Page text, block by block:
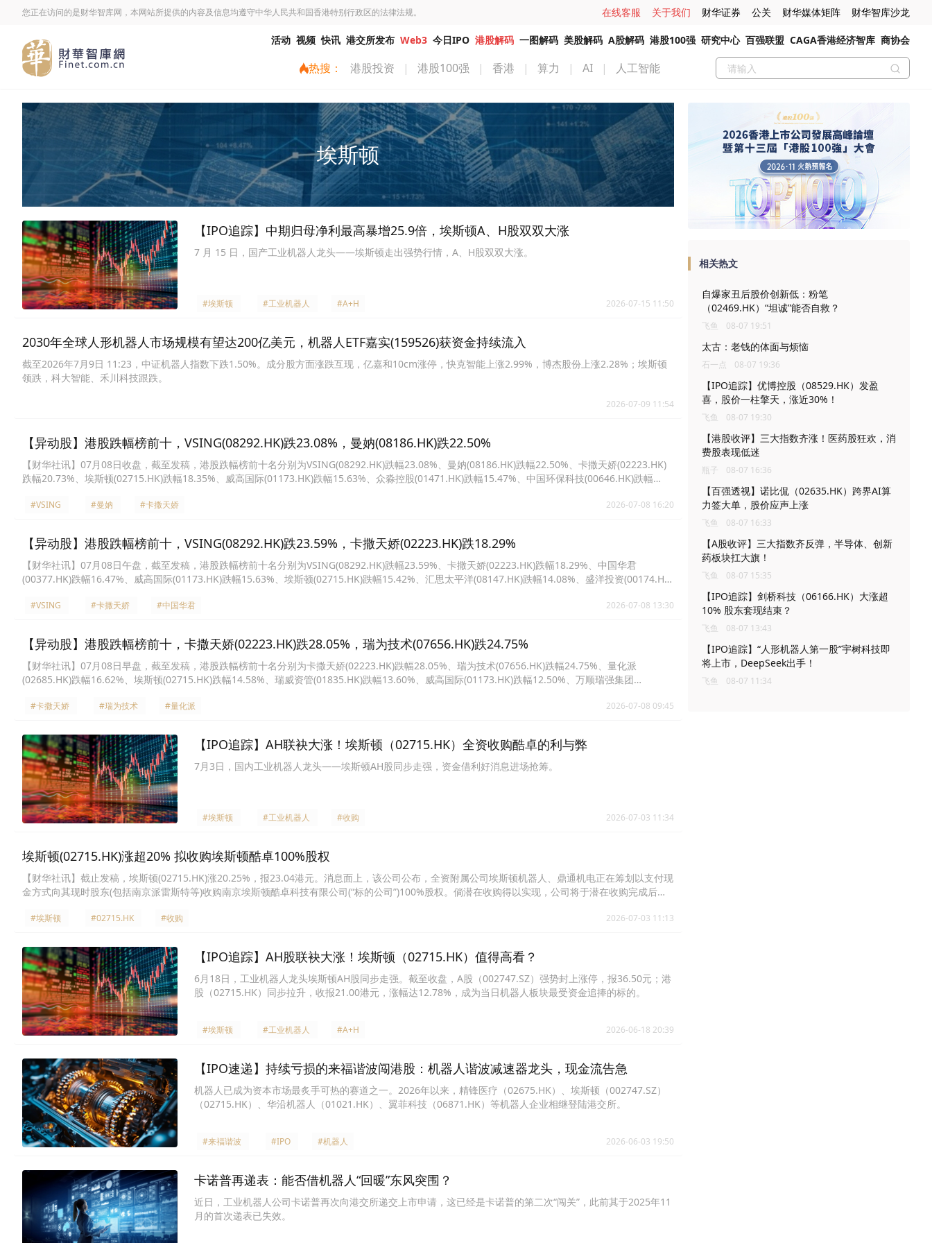
您正在访问的是财华智库网，本网站所提供的内容及信息均遵守中华人民共和国香港特别行政区的法律法规。 在线客服 关于我们 财华证券 公关 财华媒体矩阵 财华智库沙龙
活动 视频 快讯 港交所发布 Web3 今日IPO 港股解码 一图解码 美股解码 A股解码 港股100强 研究中心 百强联盟 CAGA香港经济智库 商协会
热搜： 港股投资 | 港股100强 | 香港 | 算力 | AI | 人工智能
埃斯顿
【IPO追踪】中期归母净利最高暴增25.9倍，埃斯顿A、H股双双大涨
7 月 15 日，国产工业机器人龙头——埃斯顿走出强势行情，A、H股双双大涨。
#埃斯顿 #工业机器人 #A+H 2026-07-15 11:50
2030年全球人形机器人市场规模有望达200亿美元，机器人ETF嘉实(159526)获资金持续流入
截至2026年7月9日 11:23，中证机器人指数下跌1.50%。成分股方面涨跌互现，亿嘉和10cm涨停，快克智能上涨2.99%，博杰股份上涨2.28%；埃斯顿
领跌，科大智能、禾川科技跟跌。
2026-07-09 11:54
【异动股】港股跌幅榜前十，VSING(08292.HK)跌23.08%，曼妠(08186.HK)跌22.50%
【财华社讯】07月08日收盘，截至发稿，港股跌幅榜前十名分别为VSING(08292.HK)跌幅23.08%、曼妠(08186.HK)跌幅22.50%、卡撒天娇(02223.HK)
跌幅20.73%、埃斯顿(02715.HK)跌幅18.35%、威高国际(01173.HK)跌幅15.63%、众淼控股(01471.HK)跌幅15.47%、中国环保科技(00646.HK)跌幅
#VSING #曼妠 #卡撒天娇 2026-07-08 16:20
【异动股】港股跌幅榜前十，VSING(08292.HK)跌23.59%，卡撒天娇(02223.HK)跌18.29%
【财华社讯】07月08日午盘，截至发稿，港股跌幅榜前十名分别为VSING(08292.HK)跌幅23.59%、卡撒天娇(02223.HK)跌幅18.29%、中国华君
(00377.HK)跌幅16.47%、威高国际(01173.HK)跌幅15.63%、埃斯顿(02715.HK)跌幅15.42%、汇思太平洋(08147.HK)跌幅14.08%、盛洋投资(00174.HK)
#VSING #卡撒天娇 #中国华君 2026-07-08 13:30
【异动股】港股跌幅榜前十，卡撒天娇(02223.HK)跌28.05%，瑞为技术(07656.HK)跌24.75%
【财华社讯】07月08日早盘，截至发稿，港股跌幅榜前十名分别为卡撒天娇(02223.HK)跌幅28.05%、瑞为技术(07656.HK)跌幅24.75%、量化派
(02685.HK)跌幅16.62%、埃斯顿(02715.HK)跌幅14.58%、瑞威资管(01835.HK)跌幅13.60%、威高国际(01173.HK)跌幅12.50%、万顺瑞强集团
#卡撒天娇 #瑞为技术 #量化派 2026-07-08 09:45
【IPO追踪】AH联袂大涨！埃斯顿（02715.HK）全资收购酷卓的利与弊
7月3日，国内工业机器人龙头——埃斯顿AH股同步走强，资金借利好消息进场抢筹。
#埃斯顿 #工业机器人 #收购 2026-07-03 11:34
埃斯顿(02715.HK)涨超20% 拟收购埃斯顿酷卓100%股权
【财华社讯】截止发稿，埃斯顿(02715.HK)涨20.25%，报23.04港元。消息面上，该公司公布，全资附属公司埃斯顿机器人、鼎通机电正在筹划以支付现
金方式向其现时股东(包括南京派雷斯特等)收购南京埃斯顿酷卓科技有限公司(“标的公司”)100%股权。倘潜在收购得以实现，公司将于潜在收购完成后通
在收购订立任何具约束力的协议。
#埃斯顿 #02715.HK #收购 2026-07-03 11:13
【IPO追踪】AH股联袂大涨！埃斯顿（02715.HK）值得高看？
6月18日，工业机器人龙头埃斯顿AH股同步走强。截至收盘，A股（002747.SZ）强势封上涨停，报36.50元；港
股（02715.HK）同步拉升，收报21.00港元，涨幅达12.78%，成为当日机器人板块最受资金追捧的标的。
#埃斯顿 #工业机器人 #A+H 2026-06-18 20:39
【IPO速递】持续亏损的来福谐波闯港股：机器人谐波减速器龙头，现金流告急
机器人已成为资本市场最炙手可热的赛道之一。2026年以来，精锋医疗（02675.HK）、埃斯顿（002747.SZ）
（02715.HK）、华沿机器人（01021.HK）、翼菲科技（06871.HK）等机器人企业相继登陆港交所。
#来福谐波 #IPO #机器人 2026-06-03 19:50
卡诺普再递表：能否借机器人“回暖”东风突围？
近日，工业机器人公司卡诺普再次向港交所递交上市申请，这已经是卡诺普的第二次“闯关”，此前其于2025年11
月的首次递表已失效。
相关热文
自爆家丑后股价创新低：粉笔
（02469.HK）“坦诚”能否自救？
飞鱼 08-07 19:51
太古：老钱的体面与烦恼
石一点 08-07 19:36
【IPO追踪】优博控股（08529.HK）发盈
喜，股价一柱擎天，涨近30%！
飞鱼 08-07 19:30
【港股收评】三大指数齐涨！医药股狂欢，消
费股表现低迷
瓶子 08-07 16:36
【百强透视】诺比侃（02635.HK）跨界AI算
力签大单，股价应声上涨
飞鱼 08-07 16:33
【A股收评】三大指数齐反弹，半导体、创新
药板块扛大旗！
飞鱼 08-07 15:35
【IPO追踪】剑桥科技（06166.HK）大涨超
10% 股东套现结束？
飞鱼 08-07 13:43
【IPO追踪】“人形机器人第一股”宇树科技即
将上市，DeepSeek出手！
飞鱼 08-07 11:34